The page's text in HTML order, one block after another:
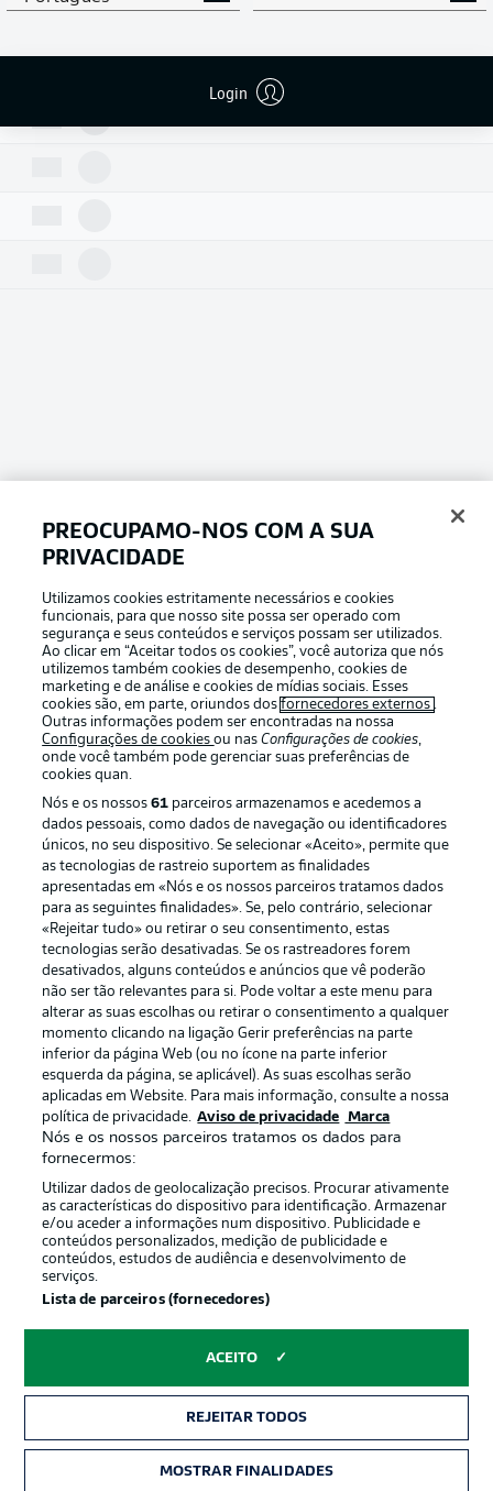
Login
Football as it’s meant to be
APLICATIVO DA BUNDESLIGA
Oferecido por
Publicidade Avisos legais
Gerir preferências Aviso de privacidade
Termos de uso Trabalhe conosco
Marca Contato
Jogadores
PREOCUPAMO-NOS COM A SUA
PRIVACIDADE
Utilizamos cookies estritamente necessários e cookies
funcionais, para que nosso site possa ser operado com
segurança e seus conteúdos e serviços possam ser utilizados.
Ao clicar em “Aceitar todos os cookies”, você autoriza que nós
utilizemos também cookies de desempenho, cookies de
marketing e de análise e cookies de mídias sociais. Esses
cookies são, em parte, oriundos dosfornecedores externos .
Outras informações podem ser encontradas na nossa
Configurações de cookiesou nasConfigurações de cookies,
onde você também pode gerenciar suas preferências de
cookies quan.
Nós e os nossos61 parceiros armazenamos e acedemos a
dados pessoais, como dados de navegação ou identificadores
únicos, no seu dispositivo. Se selecionar «Aceito», permite que
as tecnologias de rastreio suportem as finalidades
apresentadas em «Nós e os nossos parceiros tratamos dados
para as seguintes finalidades». Se, pelo contrário, selecionar
«Rejeitar tudo» ou retirar o seu consentimento, estas
tecnologias serão desativadas. Se os rastreadores forem
desativados, alguns conteúdos e anúncios que vê poderão
não ser tão relevantes para si. Pode voltar a este menu para
alterar as suas escolhas ou retirar o consentimento a qualquer
momento clicando na ligação Gerir preferências na parte
inferior da página Web (ou no ícone na parte inferior
esquerda da página, se aplicável). As suas escolhas serão
aplicadas em Website. Para mais informação, consulte a nossa
política de privacidade. Aviso de privacidade Marca
Nós e os nossos parceiros tratamos os dados para
fornecermos:
Utilizar dados de geolocalização precisos. Procurar ativamente
as características do dispositivo para identificação. Armazenar
e/ou aceder a informações num dispositivo. Publicidade e
conteúdos personalizados, medição de publicidade e
conteúdos, estudos de audiência e desenvolvimento de
serviços.
Lista de parceiros (fornecedores)
ACEITO
REJEITAR TODOS
MOSTRAR FINALIDADES